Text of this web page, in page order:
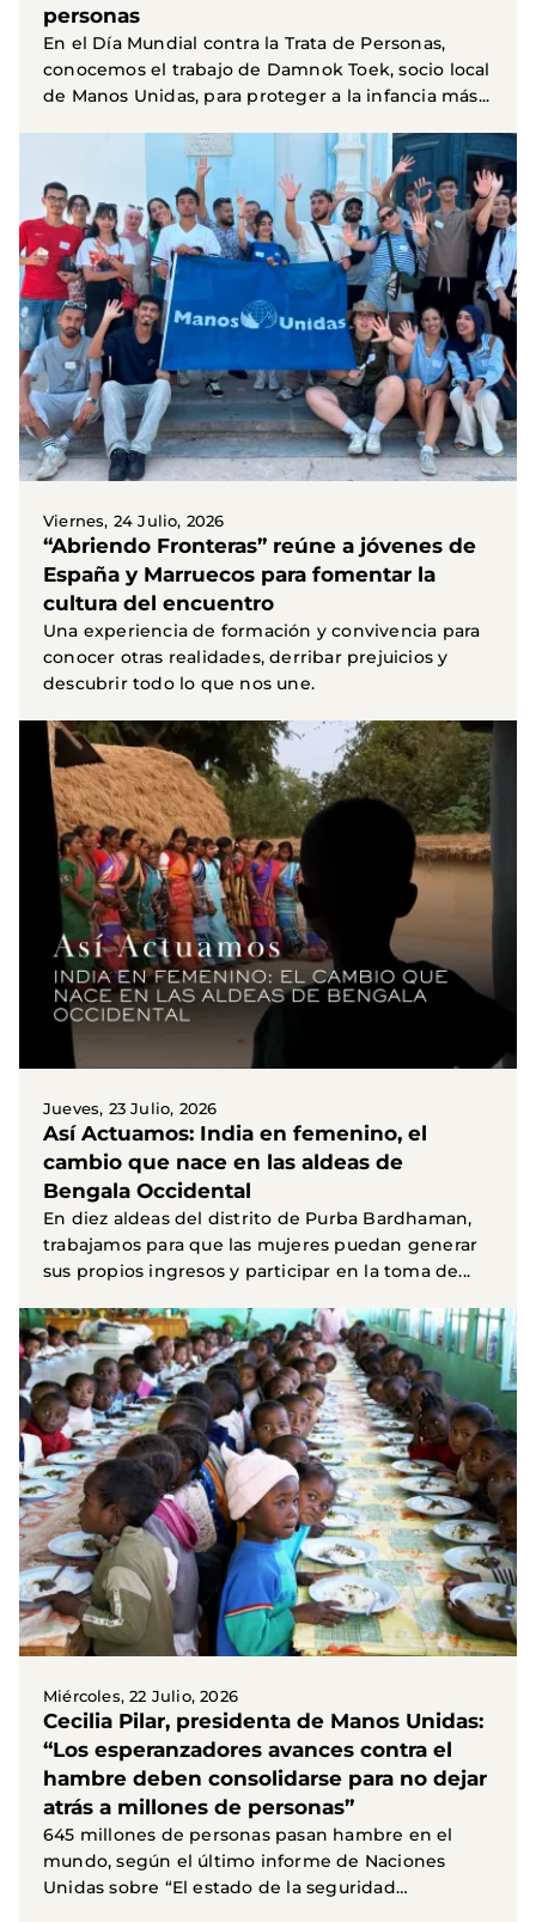
personas
En el Día Mundial contra la Trata de Personas,
conocemos el trabajo de Damnok Toek, socio local
de Manos Unidas, para proteger a la infancia más...
Viernes, 24 Julio, 2026
“Abriendo Fronteras” reúne a jóvenes de
España y Marruecos para fomentar la
cultura del encuentro
Una experiencia de formación y convivencia para
conocer otras realidades, derribar prejuicios y
descubrir todo lo que nos une.
Jueves, 23 Julio, 2026
Así Actuamos: India en femenino, el
cambio que nace en las aldeas de
Bengala Occidental
En diez aldeas del distrito de Purba Bardhaman,
trabajamos para que las mujeres puedan generar
sus propios ingresos y participar en la toma de...
Miércoles, 22 Julio, 2026
Cecilia Pilar, presidenta de Manos Unidas:
“Los esperanzadores avances contra el
hambre deben consolidarse para no dejar
atrás a millones de personas”
645 millones de personas pasan hambre en el
mundo, según el último informe de Naciones
Unidas sobre “El estado de la seguridad